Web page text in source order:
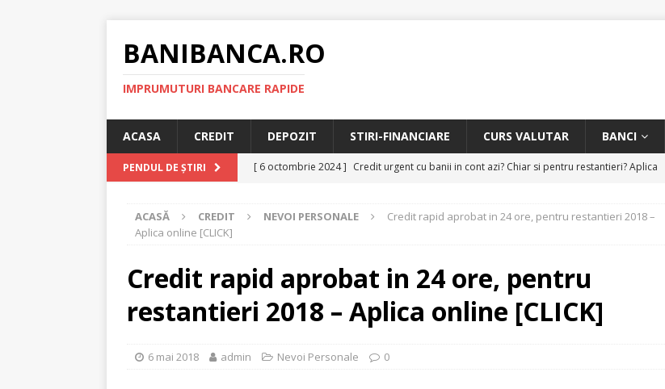
BANIBANCA.RO
IMPRUMUTURI BANCARE RAPIDE
ACASA CREDIT DEPOZIT STIRI-FINANCIARE CURS VALUTAR BANCI
PENDUL DE ȘTIRI [ 6 octombrie 2024 ] Credit urgent cu banii in cont azi? Chiar si pentru restantieri? Aplica
[ 8 septembrie 2024 ] Facem rata creditului mai mica sau iti dam bani in plus? Profita de
[ 11 august 2024 ] Creditarea restantierilor si imbunatatirea scorului financiar
RAPID
Credit online pentru restantieri. Aplica online sau telefonic.
RAPID
ACASĂ CREDIT NEVOI PERSONALE
Credit rapid aprobat in 24 ore, pentru restantieri 2018 –
Aplica online [CLICK]
Credit rapid aprobat in 24 ore, pentru
restantieri 2018 – Aplica online [CLICK]
6 mai 2018 admin Nevoi Personale 0